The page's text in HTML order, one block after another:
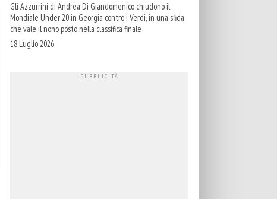
Gli Azzurrini di Andrea Di Giandomenico chiudono il
Mondiale Under 20 in Georgia contro i Verdi, in una sfida
che vale il nono posto nella classifica finale
18 Luglio 2026